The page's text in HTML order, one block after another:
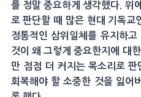
를 정말 중요하게 생각했다. 위
로 판단할 때 많은 현대 기독교
정통적인 삼위일체를 유지하
것이 왜 그렇게 중요한지에 대
만 점점 더 커지는 목소리로
회복해야 할 소중한 것을 잃어